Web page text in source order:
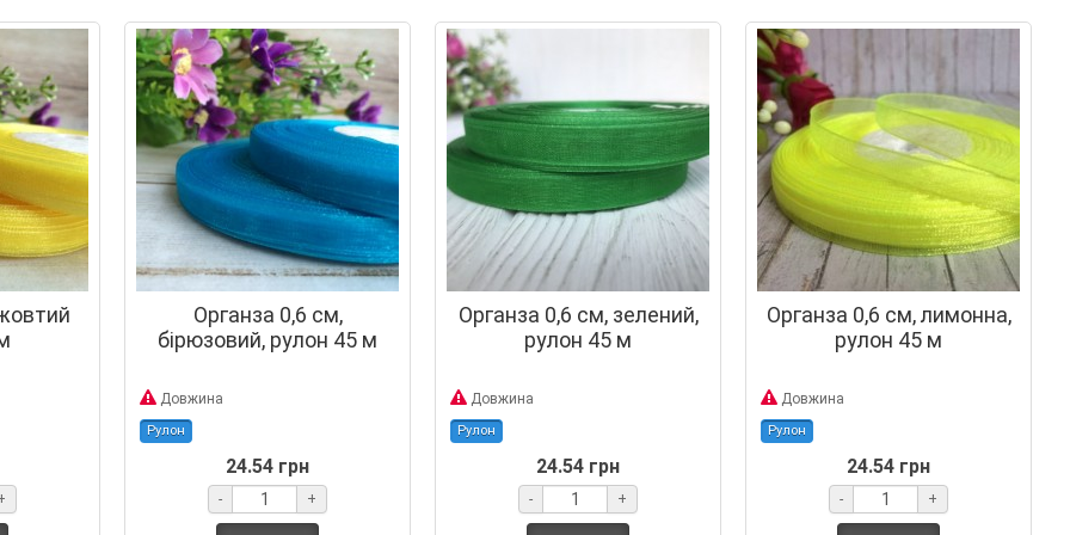
Органза 0,6 см,
бірюзовий, рулон 45 м
Довжина
Рулон
24.54 грн
- +
Органза 0,6 см, зелений,
рулон 45 м
Довжина
Рулон
24.54 грн
- +
Органза 0,6 см, лимонна,
рулон 45 м
Довжина
Рулон
24.54 грн
- +